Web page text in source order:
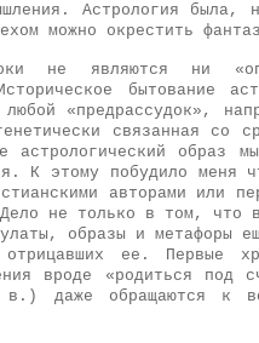
Астрология была,
можно окрестить
не являются ни
бытование
«предрассудок»,
связанная со
астрологический образ
К этому побудило меня
авторами или
не только в том, что
образы и метафоры
ее. Первые
вроде «родиться под
даже обращаются к